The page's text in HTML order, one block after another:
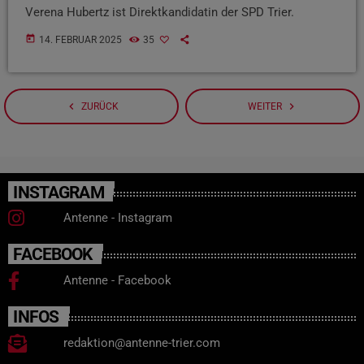
Verena Hubertz ist Direktkandidatin der SPD Trier.
today 14. FEBRUAR 2025 35
navigate_before ZURÜCK WEITER navigate_next
INSTAGRAM
Antenne - Instagram
FACEBOOK
Antenne - Facebook
INFOS
redaktion@antenne-trier.com